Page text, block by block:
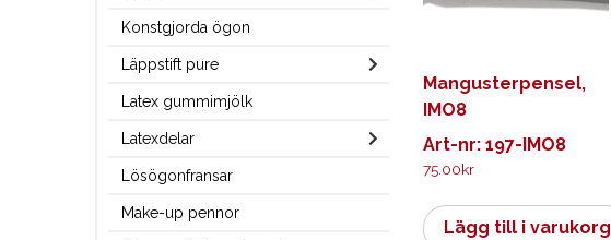
Konstgjorda ögon
Läppstift pure
Latex gummimjölk
Latexdelar
Lösögonfransar
Make-up pennor
Mangusterpensel,
IMO8
Art-nr: 197-IMO8
75.00kr
Lägg till i varukorg